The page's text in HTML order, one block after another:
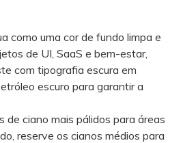
como uma cor de fundo limpa e
de UI, SaaS e bem-estar,
com tipografia escura em
escuro para garantir a
ciano mais pálidos para áreas
reserve os cianos médios para